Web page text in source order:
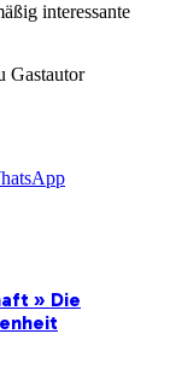
interessante
Gastautor
» Die